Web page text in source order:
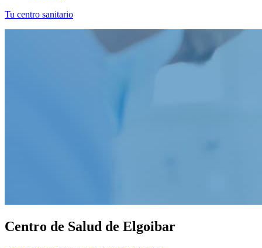
Tu centro sanitario
Centro de Salud de Elgoibar